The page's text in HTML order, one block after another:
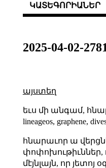
ԿԱՏԵԳՈՐԻԱՆԵՐ
2025-04-02-
այստեղ
եւս մի անգամ,
lineageos, graphene,
հնարաւոր ա
փոփոխութիւններ,
մէյնլայն, որ յետոյ